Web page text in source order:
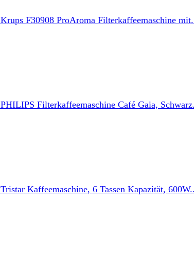
Krups F30908 ProAroma Filterkaffeemaschine
PHILIPS Filterkaffeemaschine Café Gaia,
Tristar Kaffeemaschine, 6 Tassen Kapazität,